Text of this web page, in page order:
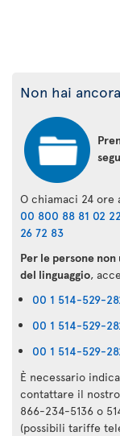
Non hai
O chiamaci 24 ore
00 800 88 81 02 22
26 72 83
Per le persone
del linguaggio,
00 1 514-529-
00 1 514-529-
00 1 514-529-
È necessario
contattare il
866-234-5136 o
(possibili tariffe